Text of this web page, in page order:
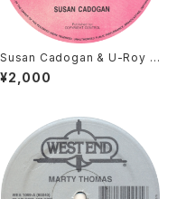
Susan Cadogan & U-Roy -
Hurt So Good [Ariwa / 1
9??]
¥2,000